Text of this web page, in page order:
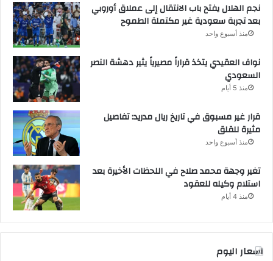
نجم الهلال يفتح باب الانتقال إلى عملاق أوروبي
بعد تجربة سعودية غير مكتملة الطموح
منذ أسبوع واحد
نواف العقيدي يتخذ قراراً مصيرياً يثير دهشة النصر
السعودي
منذ 5 أيام
قرار غير مسبوق في تاريخ ريال مدريد: تفاصيل
مثيرة للقلق
منذ أسبوع واحد
تغير وجهة محمد صلاح في اللحظات الأخيرة بعد
استلام وكيله للعقود
منذ 4 أيام
اسعار اليوم